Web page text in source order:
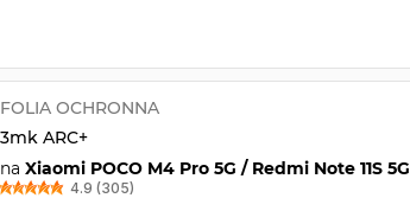
FOLIA OCHRONNA
3mk ARC+
na Xiaomi POCO M4 Pro 5G / Redmi Note 11S 5G
4.9 (305)